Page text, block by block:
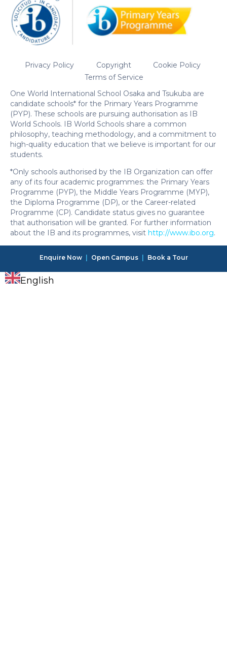
Privacy Policy Copyright
Cookie Policy
Terms of Service
One World International School Osaka and Tsukuba are
candidate schools* for the Primary Years Programme
(PYP). These schools are pursuing authorisation as IB
World Schools. IB World Schools share a common
philosophy, teaching methodology, and a commitment to
high-quality education that we believe is important for our
students.
*Only schools authorised by the IB Organization can offer
any of its four academic programmes: the Primary Years
Programme (PYP), the Middle Years Programme (MYP),
the Diploma Programme (DP), or the Career-related
Programme (CP). Candidate status gives no guarantee
that authorisation will be granted. For further information
about the IB and its programmes, visit http://www.ibo.org.
Enquire Now | Open Campus | Book a Tour
English